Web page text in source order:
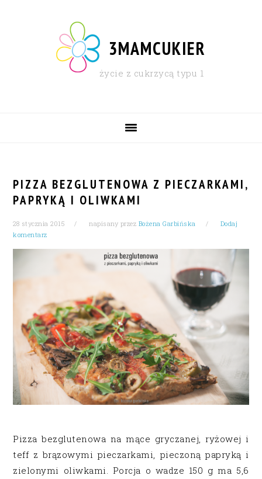
3MAMCUKIER
życie z cukrzycą typu 1
PIZZA BEZGLUTENOWA Z PIECZARKAMI,
PAPRYKĄ I OLIWKAMI
28 stycznia 2015 napisany przez Bożena Garbińska
Dodaj
komentarz
Pizza bezglutenowa na mące gryczanej, ryżowej i
teff z brązowymi pieczarkami, pieczoną papryką i
zielonymi oliwkami. Porcja o wadze 150 g ma 5,6